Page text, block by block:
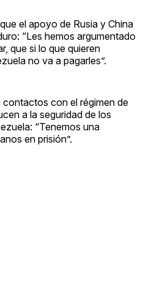
el apoyo de Rusia y China
“Les hemos argumentado
que si lo que quieren
no va a pagarles”.
contactos con el régimen de
a la seguridad de los
“Tenemos una
en prisión”.